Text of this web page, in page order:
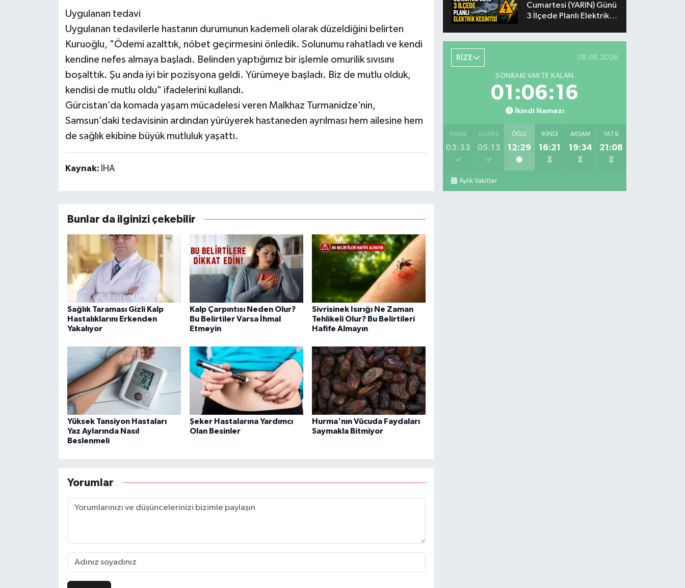
Uygulanan tedavi
Uygulanan tedavilerle hastanın durumunun kademeli olarak düzeldiğini belirten
Kuruoğlu, "Ödemi azalttık, nöbet geçirmesini önledik. Solunumu rahatladı ve kendi
kendine nefes almaya başladı. Belinden yaptığımız bir işlemle omurilik sıvısını
boşalttık. Şu anda iyi bir pozisyona geldi. Yürümeye başladı. Biz de mutlu olduk,
kendisi de mutlu oldu" ifadelerini kullandı.
Gürcistan’da komada yaşam mücadelesi veren Malkhaz Turmanidze’nin,
Samsun’daki tedavisinin ardından yürüyerek hastaneden ayrılması hem ailesine hem
de sağlık ekibine büyük mutluluk yaşattı.
Kaynak: İHA
Bunlar da ilginizi çekebilir
Sağlık Taraması Gizli Kalp
Hastalıklarını Erkenden
Yakalıyor
Kalp Çarpıntısı Neden Olur?
Bu Belirtiler Varsa İhmal
Etmeyin
Sivrisinek Isırığı Ne Zaman
Tehlikeli Olur? Bu Belirtileri
Hafife Almayın
Yüksek Tansiyon Hastaları
Yaz Aylarında Nasıl
Beslenmeli
Şeker Hastalarına Yardımcı
Olan Besinler
Hurma'nın Vücuda Faydaları
Saymakla Bitmiyor
Yorumlar
Cumartesi (YARIN) Günü
3 İlçede Planlı Elektrik
RİZE 08.08.2026
SONRAKI VAKTE KALAN
01:06:15
İkindi Namazı
İMSAK
03:33
GÜNEŞ
05:13
ÖĞLE
12:29
İKINDI
16:21
AKŞAM
19:34
YATSI
21:08
Aylık Vakitler